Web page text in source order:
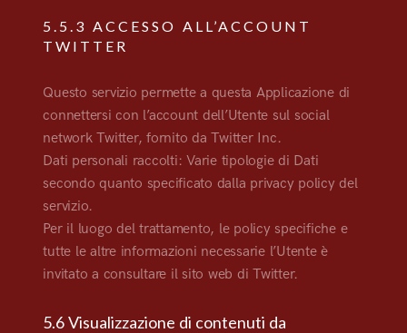
5.5.3 ACCESSO ALL’ACCOUNT
TWITTER
Questo servizio permette a questa Applicazione di
connettersi con l’account dell’Utente sul social
network Twitter, fornito da Twitter Inc.
Dati personali raccolti: Varie tipologie di Dati
secondo quanto specificato dalla privacy policy del
servizio.
Per il luogo del trattamento, le policy specifiche e
tutte le altre informazioni necessarie l’Utente è
invitato a consultare il sito web di Twitter.
5.6 Visualizzazione di contenuti da